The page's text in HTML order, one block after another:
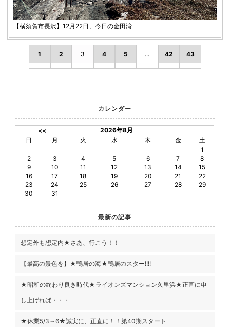
【横須賀市長沢】12月22日、今日の金田湾
1 2 3 4 5 ... 42 43
カレンダー
<<
2026年8月
日
月 火 水 木 金
土
1
2
3 4 5 6 7
8
9
10 11 12 13 14
15
16
17 18 19 20 21
22
23
24 25 26 27 28
29
30
31
最新の記事
想定外も想定内★さあ、行こう！！
【最高の景色を】★鴨居の海★鴨居のスター!!!!
★昭和の終わり良き時代★ライオンズマンション久里浜★正直に申
し上げれば・・・
★休業5/3～6★誠実に、正直に！！第40期スタート